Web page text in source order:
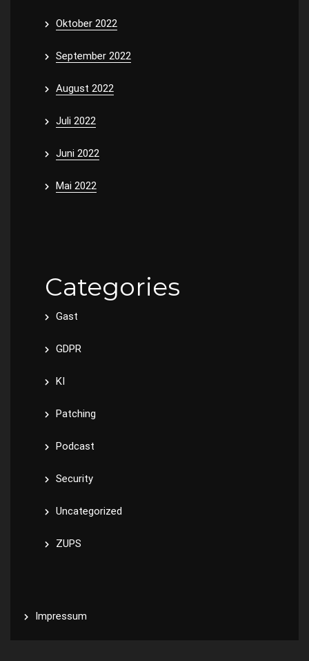
Oktober 2022
September 2022
August 2022
Juli 2022
Juni 2022
Mai 2022
Categories
Gast
GDPR
KI
Patching
Podcast
Security
Uncategorized
ZUPS
Impressum